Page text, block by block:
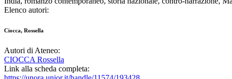
Elenco autori:
Ciocca, Rossella
Autori di Ateneo:
CIOCCA Rossella
Link alla scheda completa: